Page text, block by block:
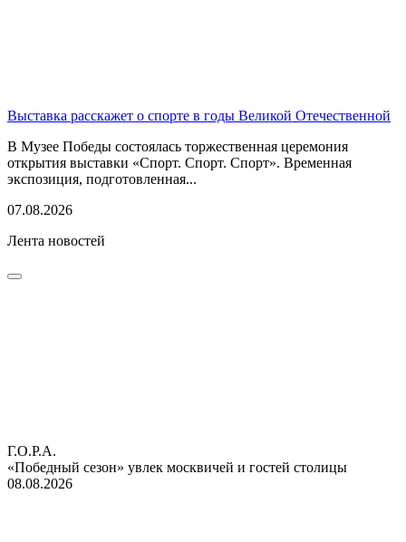
Выставка расскажет о спорте в годы Великой Отечественной
В Музее Победы состоялась торжественная церемония
открытия выставки «Спорт. Спорт. Спорт». Временная
экспозиция, подготовленная...
07.08.2026
Лента новостей
Г.О.Р.А.
«Победный сезон» увлек москвичей и гостей столицы
08.08.2026